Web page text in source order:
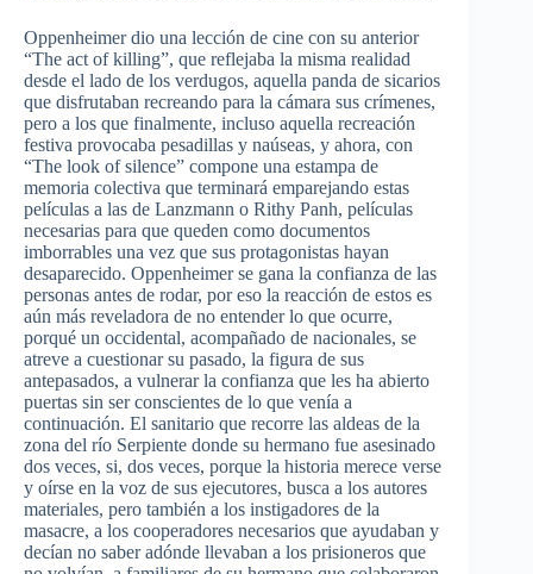
Oppenheimer dio una lección de cine con su anterior
“The act of killing”, que reflejaba la misma realidad
desde el lado de los verdugos, aquella panda de sicarios
que disfrutaban recreando para la cámara sus crímenes,
pero a los que finalmente, incluso aquella recreación
festiva provocaba pesadillas y naúseas, y ahora, con
“The look of silence” compone una estampa de
memoria colectiva que terminará emparejando estas
películas a las de Lanzmann o Rithy Panh, películas
necesarias para que queden como documentos
imborrables una vez que sus protagonistas hayan
desaparecido. Oppenheimer se gana la confianza de las
personas antes de rodar, por eso la reacción de estos es
aún más reveladora de no entender lo que ocurre,
porqué un occidental, acompañado de nacionales, se
atreve a cuestionar su pasado, la figura de sus
antepasados, a vulnerar la confianza que les ha abierto
puertas sin ser conscientes de lo que venía a
continuación. El sanitario que recorre las aldeas de la
zona del río Serpiente donde su hermano fue asesinado
dos veces, si, dos veces, porque la historia merece verse
y oírse en la voz de sus ejecutores, busca a los autores
materiales, pero también a los instigadores de la
masacre, a los cooperadores necesarios que ayudaban y
decían no saber adónde llevaban a los prisioneros que